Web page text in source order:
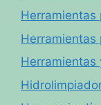
Herramientas
Herramientas
Herramientas